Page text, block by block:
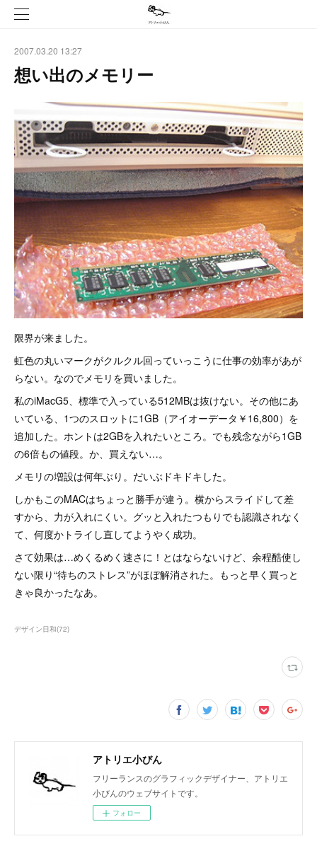
2007.03.20 13:27
想い出のメモリー
限界が来ました。
虹色の丸いマークがクルクル回っていっこうに仕事の効率があが
らない。なのでメモリを買いました。
私のiMacG5、標準で入っている512MBは抜けない。その他にあ
いている、1つのスロットに1GB（アイオーデータ￥16,800）を
追加した。ホントは2GBを入れたいところ。でも残念ながら1GB
の6倍もの値段。か、買えない…。
メモリの増設は何年ぶり。だいぶドキドキした。
しかもこのMACはちょっと勝手が違う。横からスライドして差
すから、力が入れにくい。グッと入れたつもりでも認識されなく
て、何度かトライし直してようやく成功。
さて効果は…めくるめく速さに！とはならないけど、余程酷使し
ない限り“待ちのストレス”がほぼ解消された。もっと早く買っと
きゃ良かったなあ。
デザイン日和(72)
アトリエ小びん
フリーランスのグラフィックデザイナー、アトリエ
小びんのウェブサイトです。
フォロー